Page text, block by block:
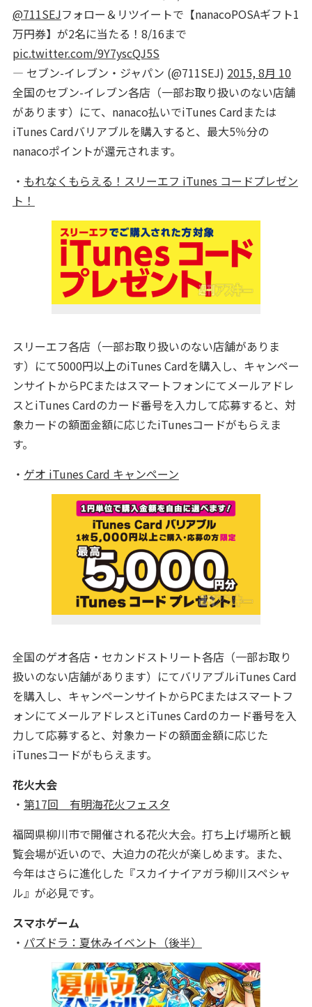
@711SEJフォロー＆リツイートで【nanacoPOSAギフト1
万円券】が2名に当たる！8/16まで
pic.twitter.com/9Y7yscQJ5S
— セブン-イレブン・ジャパン (@711SEJ) 2015, 8月 10
全国のセブン-イレブン各店（一部お取り扱いのない店舗
があります）にて、nanaco払いでiTunes Cardまたは
iTunes Cardバリアブルを購入すると、最大5％分の
nanacoポイントが還元されます。
・ もれなくもらえる！スリーエフ iTunes コードプレゼン
ト！
スリーエフ各店（一部お取り扱いのない店舗がありま
す）にて5000円以上のiTunes Cardを購入し、キャンペー
ンサイトからPCまたはスマートフォンにてメールアドレ
スとiTunes Cardのカード番号を入力して応募すると、対
象カードの額面金額に応じたiTunesコードがもらえま
す。
・ ゲオ iTunes Card キャンペーン
全国のゲオ各店・セカンドストリート各店（一部お取り
扱いのない店舗があります）にてバリアブルiTunes Card
を購入し、キャンペーンサイトからPCまたはスマートフ
ォンにてメールアドレスとiTunes Cardのカード番号を入
力して応募すると、対象カードの額面金額に応じた
iTunesコードがもらえます。
花火大会
・ 第17回 有明海花火フェスタ
福岡県柳川市で開催される花火大会。打ち上げ場所と観
覧会場が近いので、大迫力の花火が楽しめます。また、
今年はさらに進化した『スカイナイアガラ柳川スペシャ
ル』が必見です。
スマホゲーム
・ パズドラ：夏休みイベント（後半）